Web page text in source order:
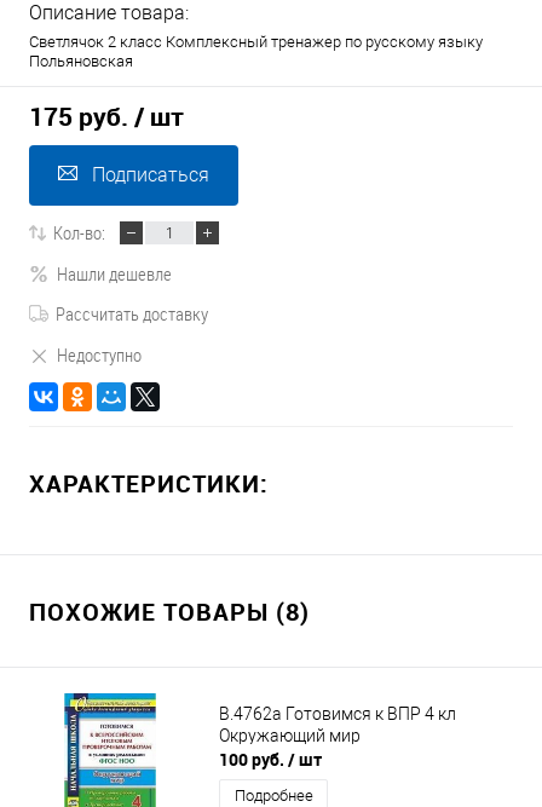
Описание товара:
Светлячок 2 класс Комплексный тренажер по русскому языку
Польяновская
175 руб. / шт
Подписаться
Кол-во:
Нашли дешевле
Рассчитать доставку
Недоступно
ХАРАКТЕРИСТИКИ:
ПОХОЖИЕ ТОВАРЫ (8)
В.4762а Готовимся к ВПР 4 кл
Окружающий мир
100 руб. / шт
Подробнее